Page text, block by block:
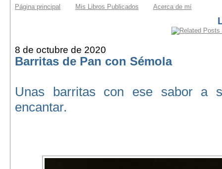
Página principal Mis Libros Publicados Acerca de mí
8 de octubre de 2020
Barritas de Pan con Sémola
Unas barritas con ese sabor a
encantar.